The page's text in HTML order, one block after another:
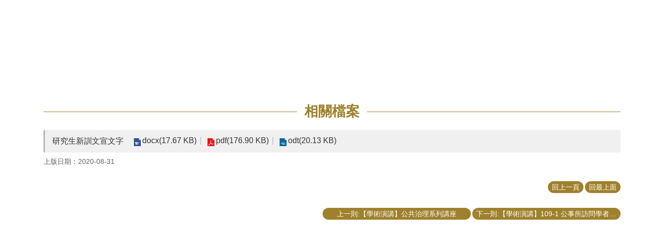
相關檔案
研究生新訓文宣文字 docx(17.67 KB) pdf(176.90 KB) odt(20.13 KB)
上版日期：2020-08-31
回上一頁 回最上面
上一則:【學術演講】公共治理系列講座